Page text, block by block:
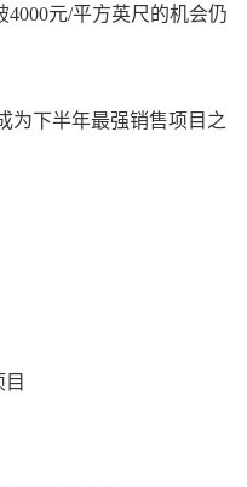
元/平方英尺的机会仍
为下半年最强销售项目之